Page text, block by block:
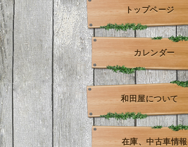
トップページ
カレンダー
和田屋について
在庫、中古車情報